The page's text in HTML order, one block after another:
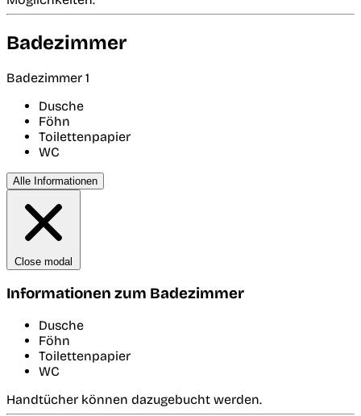
Badezimmer
Badezimmer 1
Dusche
Föhn
Toilettenpapier
WC
Alle Informationen
Close modal
Informationen zum Badezimmer
Dusche
Föhn
Toilettenpapier
WC
Handtücher können dazugebucht werden.